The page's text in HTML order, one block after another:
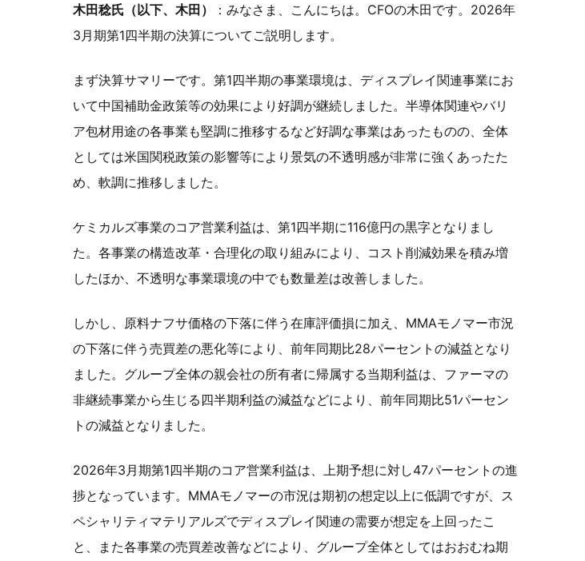
木田稔氏（以下、木田）
：みなさま、こんにちは。CFOの木田です。2026年
3月期第1四半期の決算についてご説明します。
まず決算サマリーです。第1四半期の事業環境は、ディスプレイ関連事業にお
いて中国補助金政策等の効果により好調が継続しました。半導体関連やバリ
ア包材用途の各事業も堅調に推移するなど好調な事業はあったものの、全体
としては米国関税政策の影響等により景気の不透明感が非常に強くあったた
め、軟調に推移しました。
ケミカルズ事業のコア営業利益は、第1四半期に116億円の黒字となりまし
た。各事業の構造改革・合理化の取り組みにより、コスト削減効果を積み増
したほか、不透明な事業環境の中でも数量差は改善しました。
しかし、原料ナフサ価格の下落に伴う在庫評価損に加え、MMAモノマー市況
の下落に伴う売買差の悪化等により、前年同期比28パーセントの減益となり
ました。グループ全体の親会社の所有者に帰属する当期利益は、ファーマの
非継続事業から生じる四半期利益の減益などにより、前年同期比51パーセン
トの減益となりました。
2026年3月期第1四半期のコア営業利益は、上期予想に対し47パーセントの進
捗となっています。MMAモノマーの市況は期初の想定以上に低調ですが、ス
ペシャリティマテリアルズでディスプレイ関連の需要が想定を上回ったこ
と、また各事業の売買差改善などにより、グループ全体としてはおおむね期